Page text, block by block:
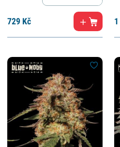
729 Kč 1